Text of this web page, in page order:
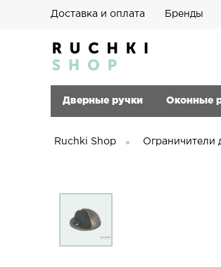
Доставка и оплата Бренды
Дверные ручки Оконные
Ruchki Shop Ограничители